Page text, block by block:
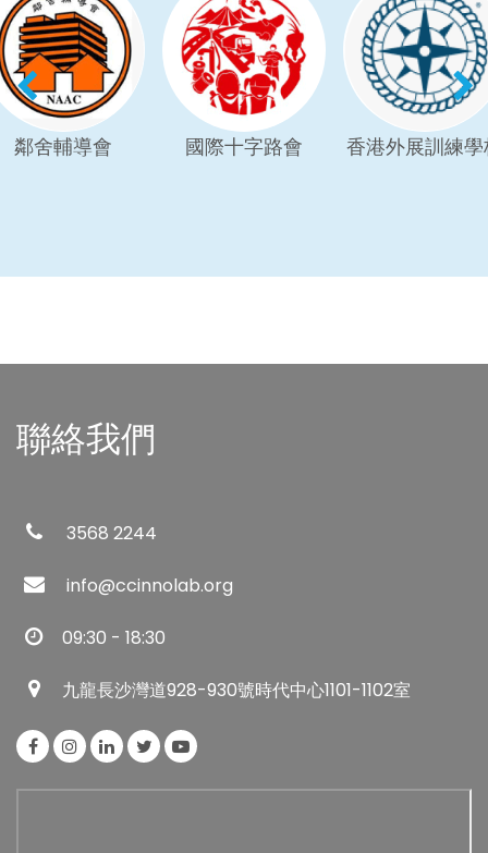
鄰舍輔導會 國際十字路會 香港外展訓練
聯絡我們
3568 2244
info@ccinnolab.org
09:30 - 18:30
九龍長沙灣道928-930號時代中心1101-1102室